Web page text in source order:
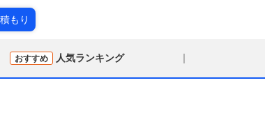
もり
おすすめ 人気ランキング